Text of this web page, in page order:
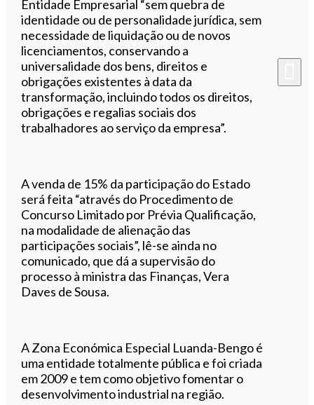
Entidade Empresarial “sem quebra de
identidade ou de personalidade jurídica, sem
necessidade de liquidação ou de novos
licenciamentos, conservando a
universalidade dos bens, direitos e
obrigações existentes à data da
transformação, incluindo todos os direitos,
obrigações e regalias sociais dos
trabalhadores ao serviço da empresa”.
A venda de 15% da participação do Estado
será feita “através do Procedimento de
Concurso Limitado por Prévia Qualificação,
na modalidade de alienação das
participações sociais”, lê-se ainda no
comunicado, que dá a supervisão do
processo à ministra das Finanças, Vera
Daves de Sousa.
A Zona Económica Especial Luanda-Bengo é
uma entidade totalmente pública e foi criada
em 2009 e tem como objetivo fomentar o
desenvolvimento industrial na região.